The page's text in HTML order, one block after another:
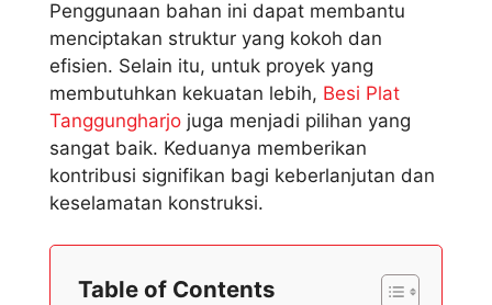
Penggunaan bahan ini dapat membantu
menciptakan struktur yang kokoh dan
efisien. Selain itu, untuk proyek yang
membutuhkan kekuatan lebih, Besi Plat
Tanggungharjo juga menjadi pilihan yang
sangat baik. Keduanya memberikan
kontribusi signifikan bagi keberlanjutan dan
keselamatan konstruksi.
Table of Contents